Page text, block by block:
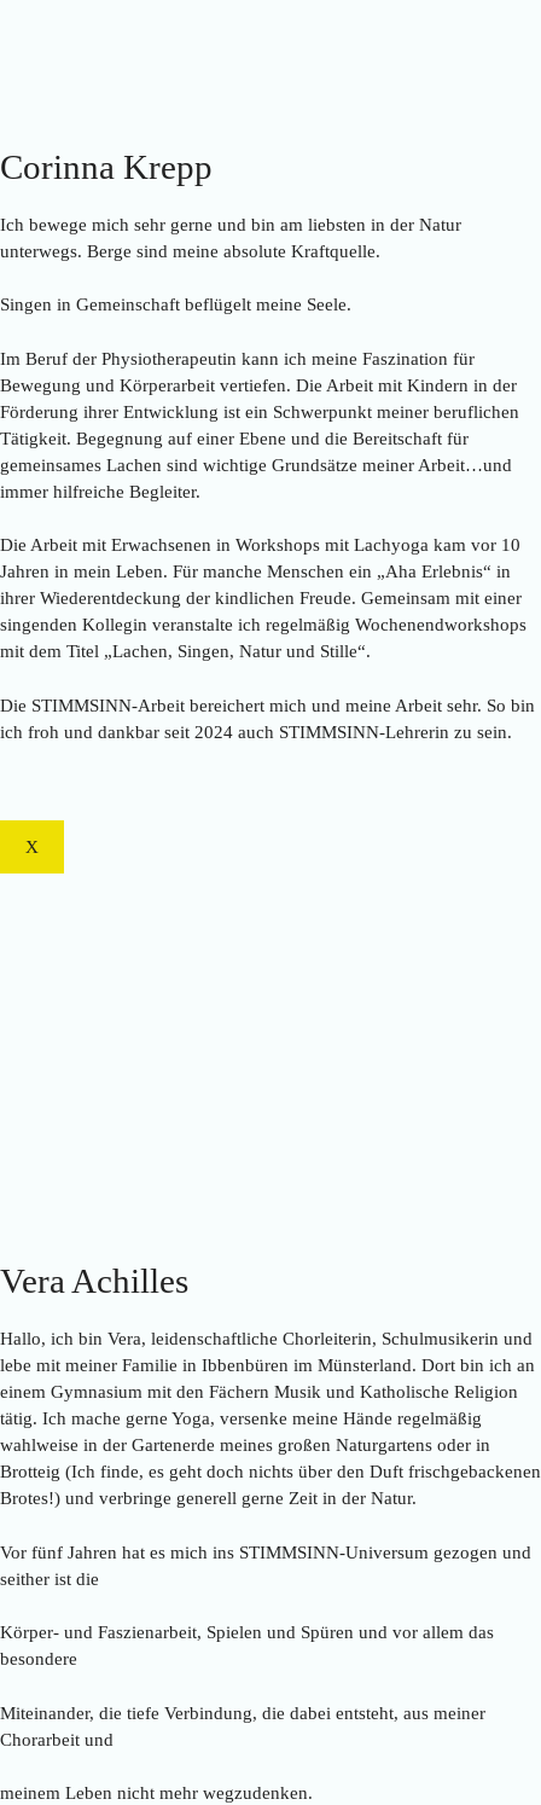
Corinna Krepp
Ich bewege mich sehr gerne und bin am liebsten in der Natur
unterwegs. Berge sind meine absolute Kraftquelle.
Singen in Gemeinschaft beflügelt meine Seele.
Im Beruf der Physiotherapeutin kann ich meine Faszination für
Bewegung und Körperarbeit vertiefen. Die Arbeit mit Kindern in der
Förderung ihrer Entwicklung ist ein Schwerpunkt meiner beruflichen
Tätigkeit. Begegnung auf einer Ebene und die Bereitschaft für
gemeinsames Lachen sind wichtige Grundsätze meiner Arbeit…und
immer hilfreiche Begleiter.
Die Arbeit mit Erwachsenen in Workshops mit Lachyoga kam vor 10
Jahren in mein Leben. Für manche Menschen ein „Aha Erlebnis“ in
ihrer Wiederentdeckung der kindlichen Freude. Gemeinsam mit einer
singenden Kollegin veranstalte ich regelmäßig Wochenendworkshops
mit dem Titel „Lachen, Singen, Natur und Stille“.
Die STIMMSINN-Arbeit bereichert mich und meine Arbeit sehr. So bin
ich froh und dankbar seit 2024 auch STIMMSINN-Lehrerin zu sein.
X
Vera Achilles
Hallo, ich bin Vera, leidenschaftliche Chorleiterin, Schulmusikerin und
lebe mit meiner Familie in Ibbenbüren im Münsterland. Dort bin ich an
einem Gymnasium mit den Fächern Musik und Katholische Religion
tätig. Ich mache gerne Yoga, versenke meine Hände regelmäßig
wahlweise in der Gartenerde meines großen Naturgartens oder in
Brotteig (Ich finde, es geht doch nichts über den Duft frischgebackenen
Brotes!) und verbringe generell gerne Zeit in der Natur.
Vor fünf Jahren hat es mich ins STIMMSINN-Universum gezogen und
seither ist die
Körper- und Faszienarbeit, Spielen und Spüren und vor allem das
besondere
Miteinander, die tiefe Verbindung, die dabei entsteht, aus meiner
Chorarbeit und
meinem Leben nicht mehr wegzudenken.